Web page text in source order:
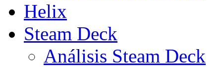
Helix
Steam Deck
Análisis Steam Deck